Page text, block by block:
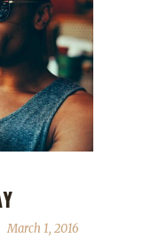
March 1, 2016